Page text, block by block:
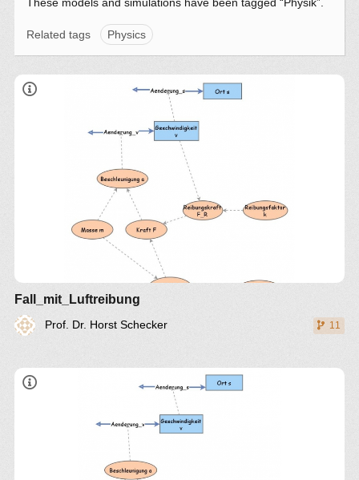
Related tags Physics
Fall_mit_Luftreibung
Prof. Dr. Horst Schecker 11